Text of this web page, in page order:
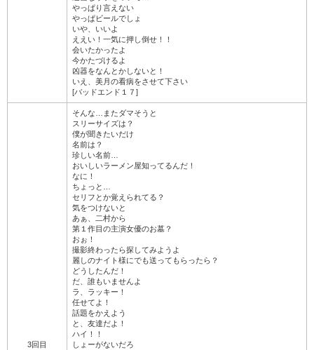
やっぱり言えない
やっぱビールでしょ
いや、いいよ
ええい！一気に押し倒せ！！
会いたかったよ
今かたづけるよ
凶器をなんとかしないと！
いえ、美月の看病をさせて下さい
[バッドエンド１７]
3回目
そんな…またダマそうと
スリーサイズは？
僕が聞きたいだけ
名前は？
珍しい名前…
おいしいラーメン屋知ってるんだ！
なに！
ちょっと…
セリフとか覚えられてる？
気をつけないと
あぁ、二村から
第１作目の主演女優のお墓？
おぉ！
撮影終わったら探してみようよ
麗しのナイト様にでも送ってもらったら？
どうしたんだ！
だ、誰もいませんよ
ラ、ラッキー！
任せてよ！
話題をかえよう
と、友達だよ！
ハイ！！
しょーがないだろ